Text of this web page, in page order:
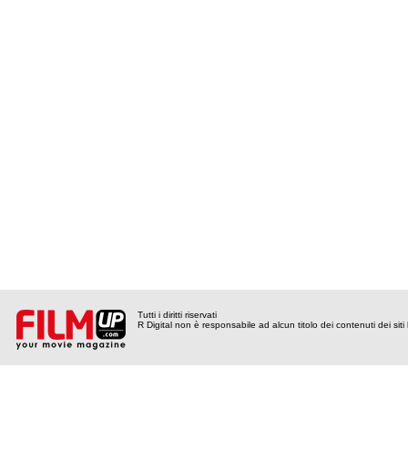
Tutti i diritti riservati
R Digital non è responsabile ad alcun titolo dei contenuti dei siti